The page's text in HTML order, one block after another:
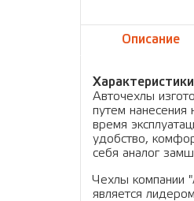
Описание
Авточехлы
путем нанесения
время
удобство,
себя аналог
Чехлы компании
является